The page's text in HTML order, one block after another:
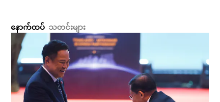
နောက်ထပ် သတင်းများ